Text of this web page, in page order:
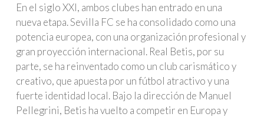
En el siglo XXI, ambos clubes han entrado en una
nueva etapa. Sevilla FC se ha consolidado como una
potencia europea, con una organización profesional y
gran proyección internacional. Real Betis, por su
parte, se ha reinventado como un club carismático y
creativo, que apuesta por un fútbol atractivo y una
fuerte identidad local. Bajo la dirección de Manuel
Pellegrini, Betis ha vuelto a competir en Europa y